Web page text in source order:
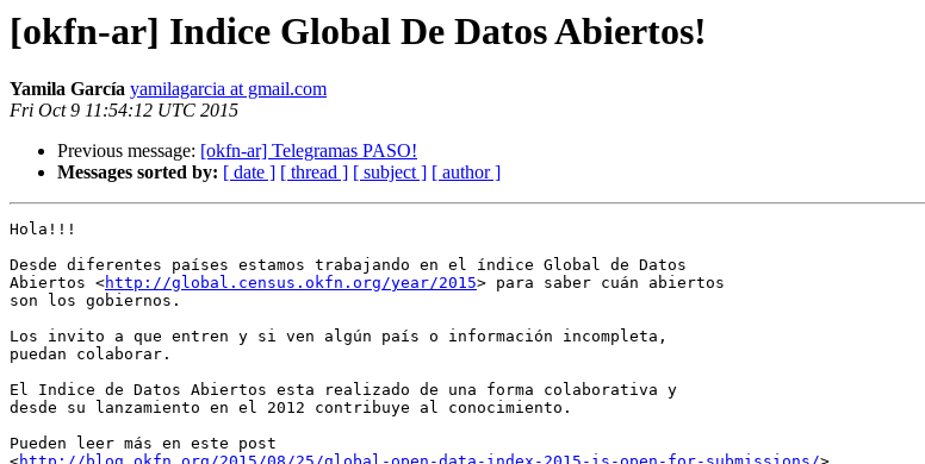
[okfn-ar] Indice Global De Datos Abiertos!
Yamila García yamilagarcia at gmail.com
Fri Oct 9 11:54:12 UTC 2015
Previous message: [okfn-ar] Telegramas PASO!
Messages sorted by: [ date ] [ thread ] [ subject ] [ author ]
Hola!!!
Desde diferentes países estamos trabajando en el índice Global de Datos
Abiertos <http://global.census.okfn.org/year/2015> para saber cuán abiertos
son los gobiernos.
Los invito a que entren y si ven algún país o información incompleta,
puedan colaborar.
El Indice de Datos Abiertos esta realizado de una forma colaborativa y
desde su lanzamiento en el 2012 contribuye al conocimiento.
Pueden leer más en este post